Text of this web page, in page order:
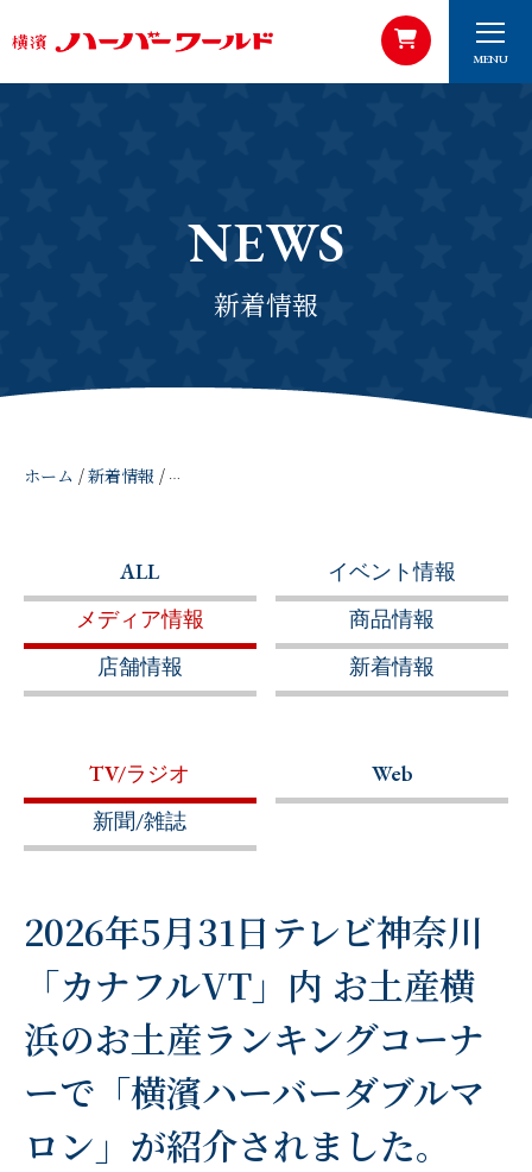
MENU
NEWS
新着情報
ホーム /新着情報 / 2026年5月31日テレビ神奈川「カナフルVT」
ALL
イベント情報
メディア情報
商品情報
店舗情報
新着情報
TV/ラジオ
Web
新聞/雑誌
2026年5月31日テレビ神奈川
「カナフルVT」内 お土産横
浜のお土産ランキングコーナ
ーで「横濱ハーバーダブルマ
ロン」が紹介されました。